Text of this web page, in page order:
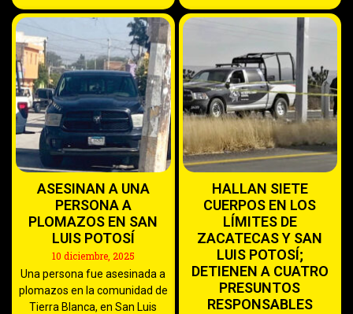
ASESINAN A UNA
PERSONA A
PLOMAZOS EN SAN
LUIS POTOSÍ
10 diciembre, 2025
Una persona fue asesinada a
plomazos en la comunidad de
Tierra Blanca, en San Luis
HALLAN SIETE
CUERPOS EN LOS
LÍMITES DE
ZACATECAS Y SAN
LUIS POTOSÍ;
DETIENEN A CUATRO
PRESUNTOS
RESPONSABLES